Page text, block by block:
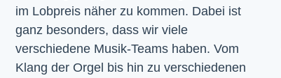
im Lobpreis näher zu kommen. Dabei ist
ganz besonders, dass wir viele
verschiedene Musik-Teams haben. Vom
Klang der Orgel bis hin zu verschiedenen